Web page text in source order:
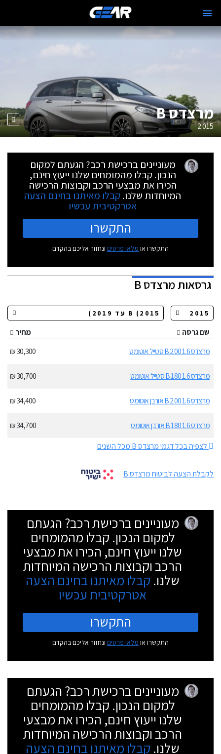
מרצדס B
2015
מעוניינים ברכישת רכב? הגעתם למקום
הנכון. קבלו מהמומחים שלנו ייעוץ חינם,
הכירו את מבצעי הרכב וקבוצות הרכישה
המיוחדות שלנו. קבלו מאיתנו בחינם הצעה
אטרקטיבית עכשיו
התקשרו
התקשרו או מלאו פרטים ונחזור אליכם בהקדם
גרסאותמרצדס B
שם גרסה
מחיר
מרצדס B 200 1.6 סטייל אוטומט
30,300 ₪
מרצדס B 180 1.6 סטייל אוטומט 30,700 ₪
מרצדס B 200 1.6 אורבן אוטומט 34,400 ₪
מרצדס B 180 1.6 אורבן אוטומט
34,700 ₪
לצפיה בכל דגמי מרצדס B מכל השנים
לקבלת הצעה לביטוח מרצדס B
מעוניינים ברכישת רכב? הגעתם
למקום הנכון. קבלו מהמומחים
שלנו ייעוץ חינם, הכירו את מבצעי
הרכב וקבוצות הרכישה המיוחדות
שלנו. קבלו מאיתנו בחינם הצעה
אטרקטיבית עכשיו
התקשרו
התקשרו או מלאו פרטים ונחזור אליכם בהקדם
מעוניינים ברכישת רכב? הגעתם
למקום הנכון. קבלו מהמומחים
שלנו ייעוץ חינם, הכירו את מבצעי
הרכב וקבוצות הרכישה המיוחדות
שלנו. קבלו מאיתנו בחינם הצעה